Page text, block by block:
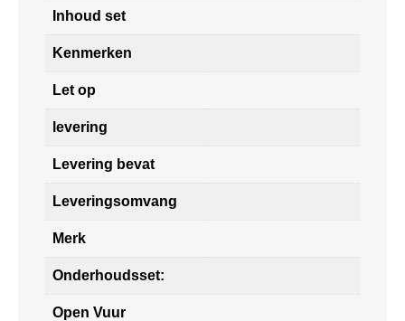
Inhoud set
Kenmerken
Let op
levering
Levering bevat
Leveringsomvang
Merk
Onderhoudsset:
Open Vuur